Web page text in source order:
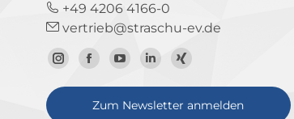
+49 4206 4166-0
vertrieb@straschu-ev.de
Zum
Instagram-
Zur
Facebook-
Seite
Zum
YouTube-
Kanal
Zum
LinkedIn-
Profil
Zum
Xing-
Profil
Zum Newsletter anmelden